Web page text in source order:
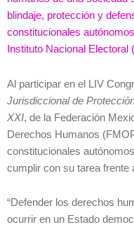
blindaje, protección y
constitucionales
Instituto Nacional Electoral
Al participar en el LIV
Jurisdiccional de
XXI, de la Federación
Derechos Humanos
constitucionales
cumplir con su tarea frente
“Defender los derechos
ocurrir en un Estado